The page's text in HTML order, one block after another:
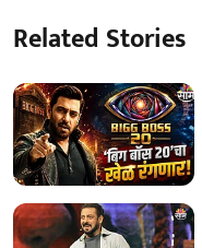
Related Stories